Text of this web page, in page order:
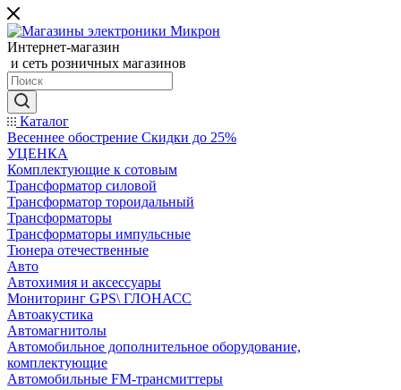
Интернет-магазин
и сеть розничных магазинов
Каталог
Весеннее обострение Скидки до 25%
УЦЕНКА
Комплектующие к сотовым
Трансформатор силовой
Трансформатор тороидальный
Трансформаторы
Трансформаторы импульсные
Тюнера отечественные
Авто
Автохимия и аксессуары
Мониторинг GPS\ ГЛОНАСС
Автоакустика
Автомагнитолы
Автомобильное дополнительное оборудование,
комплектующие
Автомобильные FM-трансмиттеры